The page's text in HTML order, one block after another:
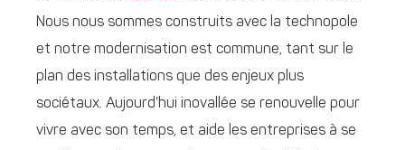
Nous nous sommes construits avec la technopole
et notre modernisation est commune, tant sur le
plan des installations que des enjeux plus
sociétaux. Aujourd’hui inovallée se renouvelle pour
vivre avec son temps, et aide les entreprises à se